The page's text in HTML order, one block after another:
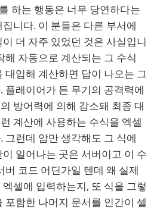
를 하는 행동은 너무 당연하다는
니다. 이 분들은 다른 부서에
더 자주 있었던 것은 사실입니
해 자동으로 계산되는 그 수식
대입해 계산하면 답이 나오는 그
플레이어가 든 무기의 공격력에
방어력에 의해 감소돼 최종 대
계산에 사용하는 수식을 엑셀
그런데 암만 생각해도 그 식에
일어나는 곳은 서버이고 이 수
버 코드 어딘가일 텐데 왜 실제
셀에 입력하는지, 또 식을 그렇
포함한 나머지 문서를 인간이 셀